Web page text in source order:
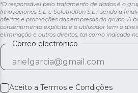
*O responsável pelo tratamento de dados é o
Innovaciones S.L. e Solotriatlon S.L.), sendo a
ofertas e promoções das empresas do grupo. A
consentimento explícito e o utilizador tem o
eliminação e outros direitos, tal como indicado
Correo electrónico
Aceito a Termos e Condições